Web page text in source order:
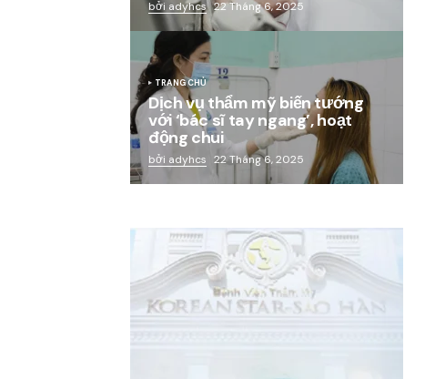
bởi adyhcs 22 Tháng 6, 2025
TRANG CHỦ
Dịch vụ thẩm mỹ biến tướng
với ‘bác sĩ tay ngang’, hoạt
động chui
bởi adyhcs 22 Tháng 6, 2025